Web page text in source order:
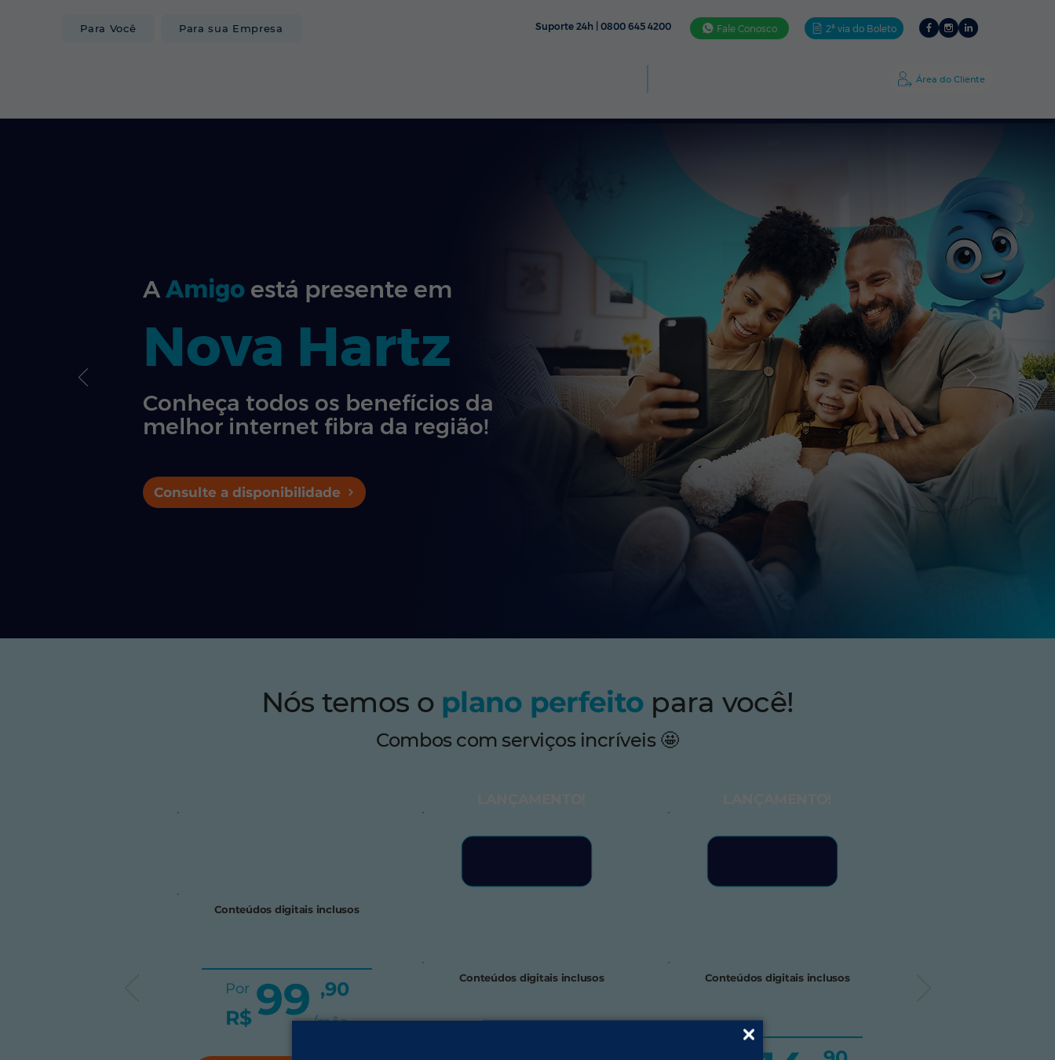
Para Você Para sua Empresa Suporte 24h | 0800 645 4200 Fale Conosco 2ª via do Boleto
Área do Cliente
Nova Hartz
Conheça todos os benefícios da
melhor internet fibra da região!
AAmigo está presente em
Consulte a disponibilidade
Nós temos o plano perfeito para você!
Combos com serviços incríveis 🤩
Conteúdos digitais inclusos
99
Por
R$
,90
/mês
Conteúdos digitais inclusos Conteúdos digitais inclusos